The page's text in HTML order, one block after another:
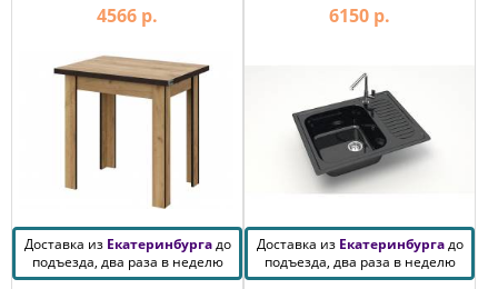
4566 р.
Доставка из Екатеринбургадо
подъезда, два раза в неделю
6150 р.
Доставка из Екатеринбургадо
подъезда, два раза в неделю